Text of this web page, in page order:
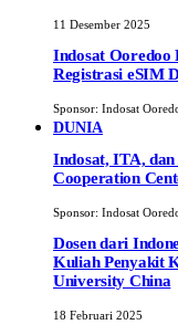
11 Desember 2025
Indosat Ooredoo
Registrasi eSIM
Sponsor: Indosat
DUNIA
Indosat, ITA,
Cooperation
Sponsor: Indosat
Dosen dari
Kuliah Penyakit
University China
18 Februari 2025